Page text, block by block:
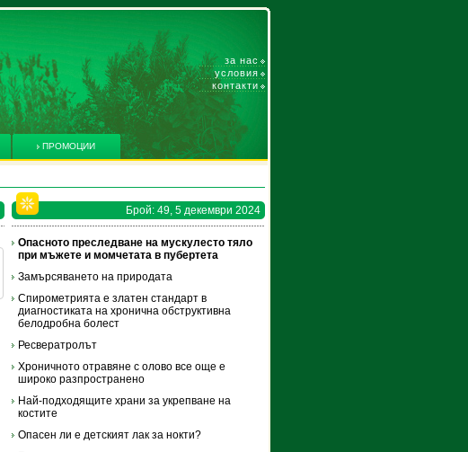
за нас
условия
контакти
ПРОМОЦИИ
Брой: 49, 5 декември 2024
Опасното преследване на мускулесто тяло
при мъжете и момчетата в пубертета
Замърсяването на природата
Спирометрията е златен стандарт в
диагностиката на хронична обструктивна
белодробна болест
Ресвератролът
Хроничното отравяне с олово все още е
широко разпространено
Най-подходящите храни за укрепване на
костите
Опасен ли е детският лак за нокти?